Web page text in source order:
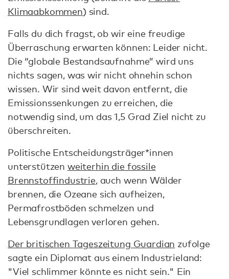
Klimaabkommen) sind.
Falls du dich fragst, ob wir eine freudige
Überraschung erwarten können: Leider nicht.
Die “globale Bestandsaufnahme” wird uns
nichts sagen, was wir nicht ohnehin schon
wissen. Wir sind weit davon entfernt, die
Emissionssenkungen zu erreichen, die
notwendig sind, um das 1,5 Grad Ziel nicht zu
überschreiten.
Politische Entscheidungsträger*innen
unterstützen weiterhin die fossile
Brennstoffindustrie, auch wenn Wälder
brennen, die Ozeane sich aufheizen,
Permafrostböden schmelzen und
Lebensgrundlagen verloren gehen.
Der britischen Tageszeitung Guardian zufolge
sagte ein Diplomat aus einem Industrieland:
"Viel schlimmer könnte es nicht sein." Ein